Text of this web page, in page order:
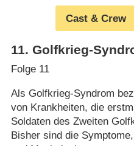
Cast & Crew
11. Golfkrieg-
Folge 11
Als Golfkrieg-Syndrom
von Krankheiten, die
Soldaten des Zweiten
Bisher sind die